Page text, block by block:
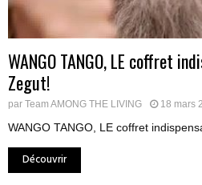
WANGO TANGO, LE coffret
Zegut!
par Team AMONG THE LIVING 18 mars
WANGO TANGO, LE coffret
Découvrir